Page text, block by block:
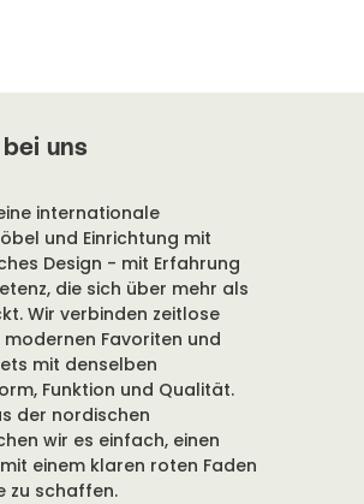
uns
internationale
und Einrichtung mit
Design - mit Erfahrung
die sich über mehr als
Wir verbinden zeitlose
Favoriten und
mit denselben
Funktion und Qualität.
der nordischen
wir es einfach, einen
einem klaren roten Faden
zu schaffen.